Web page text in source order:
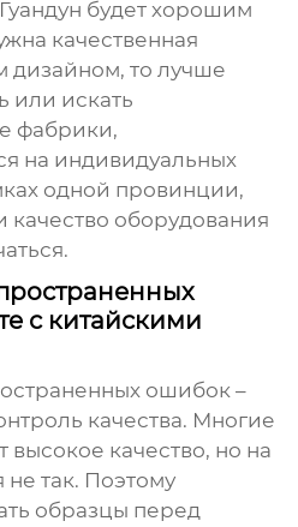
будет хорошим
качественная
дизайном, то лучше
или искать
фабрики,
на индивидуальных
одной провинции,
качество оборудования
с китайскими
ошибок –
качества. Многие
качество, но на
не так. Поэтому
образцы перед